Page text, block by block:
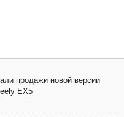
продажи новой версии
EX5